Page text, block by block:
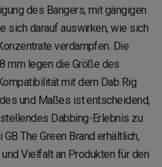
des Bangers, mit gängigen
sich darauf auswirken, wie sich
verdampfen. Die
mm legen die Größe des
mit dem Dab Rig
und Maßes ist entscheidend,
Dabbing-Erlebnis zu
The Green Brand erhältlich,
Vielfalt an Produkten für den